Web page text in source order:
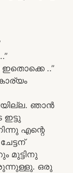
..”
ഞാൻ
ഇട്ടു
എന്റെ
മുട്ടിനു
ഒരു